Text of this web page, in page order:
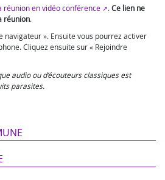
réunion en vidéo conférence
.Ce lien ne
réunion.
navigateur ». Ensuite vous pourrez activer
Cliquez ensuite sur « Rejoindre
audio ou d’écouteurs classiques est
parasites.